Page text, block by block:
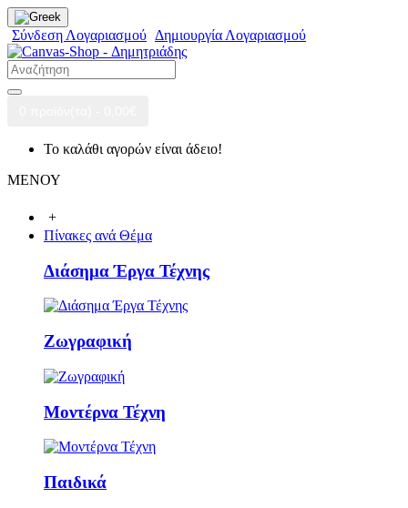
Σύνδεση Λογαριασμού Δημιουργία Λογαριασμού
Το καλάθι αγορών είναι άδειο!
ΜΕΝΟΥ
+
Πίνακες ανά Θέμα
Διάσημα Έργα Τέχνης
Ζωγραφική
Μοντέρνα Τέχνη
Παιδικά